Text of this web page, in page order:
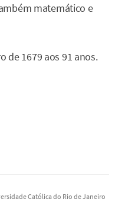
matemático e
de 1679 aos 91 anos.
Católica do Rio de Janeiro